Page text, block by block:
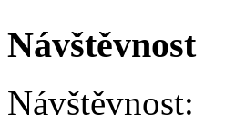
Návštěvnost
Návštěvnost: